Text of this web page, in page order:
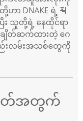
ာ DNAKE ရဲ့ 획
ြီး သူတို့ရဲ့ နေထိုင်ရာ
ချိတ်ဆက်ထားတဲ့ ဂေ
ည်းလမ်းအသစ်တွေကို
တ်အတွက်